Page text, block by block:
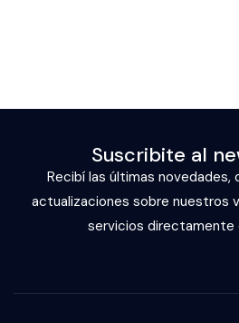
Suscribite al
Recibí las últimas novedades,
actualizaciones sobre nuestros
servicios directamente